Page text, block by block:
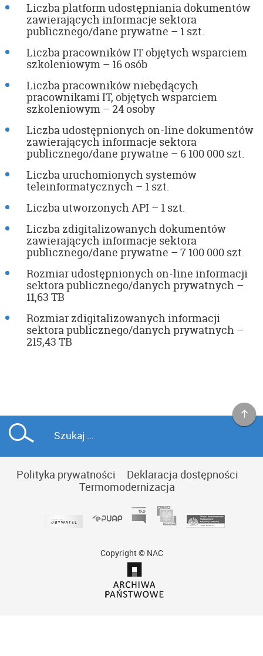
Liczba platform udostępniania dokumentów
zawierających informacje sektora
publicznego/dane prywatne – 1 szt.
Liczba pracowników IT objętych wsparciem
szkoleniowym – 16 osób
Liczba pracowników niebędących
pracownikami IT, objętych wsparciem
szkoleniowym – 24 osoby
Liczba udostępnionych on-line dokumentów
zawierających informacje sektora
publicznego/dane prywatne – 6 100 000 szt.
Liczba uruchomionych systemów
teleinformatycznych – 1 szt.
Liczba utworzonych API – 1 szt.
Liczba zdigitalizowanych dokumentów
zawierających informacje sektora
publicznego/dane prywatne – 7 100 000 szt.
Rozmiar udostępnionych on-line informacji
sektora publicznego/danych prywatnych –
11,63 TB
Rozmiar zdigitalizowanych informacji
sektora publicznego/danych prywatnych –
215,43 TB
Polityka prywatności
Deklaracja dostępności
Termomodernizacja
Copyright © NAC